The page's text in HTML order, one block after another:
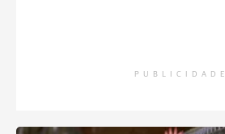
PUBLICIDADE